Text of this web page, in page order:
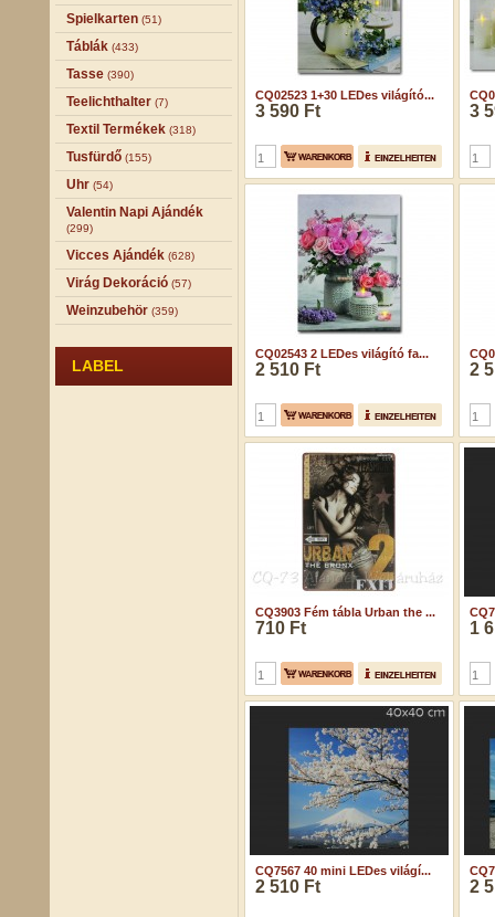
Spielkarten (51)
Táblák (433)
Tasse (390)
Teelichthalter (7)
Textil Termékek (318)
Tusfürdő (155)
Uhr (54)
Valentin Napi Ajándék
(299)
Vicces Ajándék (628)
Virág Dekoráció (57)
Weinzubehör (359)
LABEL
CQ02523 1+30 LEDes világító...
3 590 Ft 3
CQ02543 2 LEDes világító fa...
2 510 Ft 2
CQ3903 Fém tábla Urban the ...
710 Ft 1
CQ7567 40 mini LEDes világí...
2 510 Ft 2